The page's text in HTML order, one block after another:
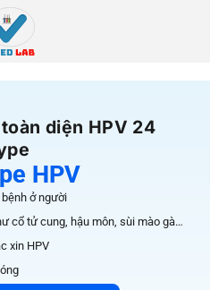
diện HPV 24
HPV
ở người
cổ tử cung, hậu môn, sùi mào gà…
xin HPV